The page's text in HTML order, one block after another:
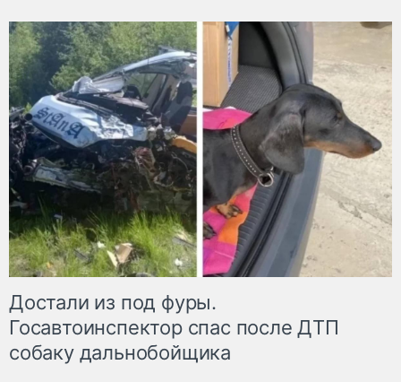
Достали из под фуры.
Госавтоинспектор спас после ДТП
собаку дальнобойщика